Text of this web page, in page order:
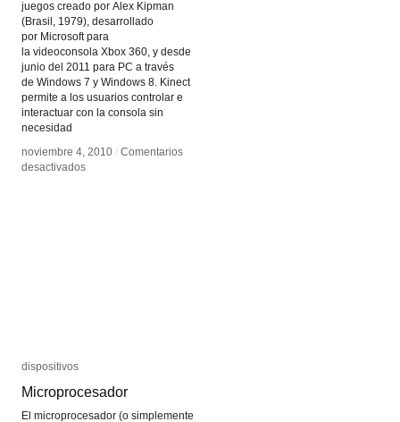
juegos creado por Alex Kipman
(Brasil, 1979), desarrollado
por Microsoft para
la videoconsola Xbox 360, y desde
junio del 2011 para PC a través
de Windows 7 y Windows 8. Kinect
permite a los usuarios controlar e
interactuar con la consola sin
necesidad
noviembre 4, 2010 / Comentarios
desactivadosen
noviembre 4, 2010 / Comentarios
desactivadosen
dispositivos
Microprocesador
El microprocesador (o simplemente
dispositivos
Microprocesador